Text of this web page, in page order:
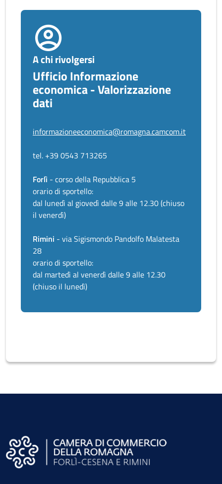
A chi rivolgersi
Ufficio Informazione
economica - Valorizzazione
dati
informazioneeconomica@romagna.camcom.it
tel. +39 0543 713265
Forlì - corso della Repubblica 5
orario di sportello:
dal lunedì al giovedì dalle 9 alle 12.30 (chiuso
il venerdì)
Rimini - via Sigismondo Pandolfo Malatesta
28
orario di sportello:
dal martedì al venerdì dalle 9 alle 12.30
(chiuso il lunedì)